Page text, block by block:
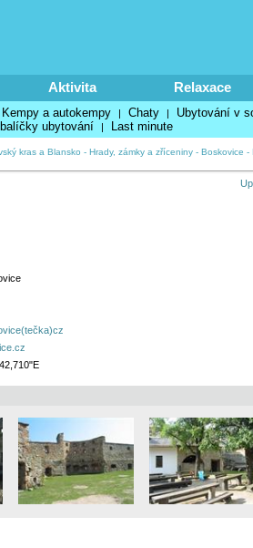
Aktivita Relaxace
Kempy a autokempy | Chaty | Ubytování v
ubytování | Last minute
kras a Blansko - Hrady, zámky a zříceniny- Boskovice -